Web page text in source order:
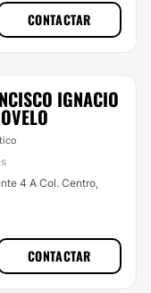
CONTACTAR
IGNACIO
4 A Col. Centro,
CONTACTAR